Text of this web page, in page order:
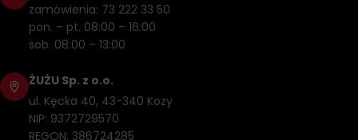
zamówienia: 73 222 33 50
pon. – pt. 08:00 – 16:00
sob. 08:00 – 13:00
ŻUŻU Sp. z o.o.
ul. Kęcka 40, 43-340 Kozy
NIP: 9372729570
REGON: 386724285